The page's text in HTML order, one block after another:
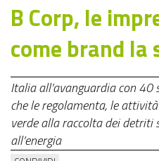
B Corp, le
come brand
Italia all’avanguardia con 40
che le regolamenta, le
verde alla raccolta dei detriti
all’energia